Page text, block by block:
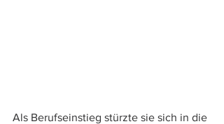
Als Berufseinstieg stürzte sie sich in die